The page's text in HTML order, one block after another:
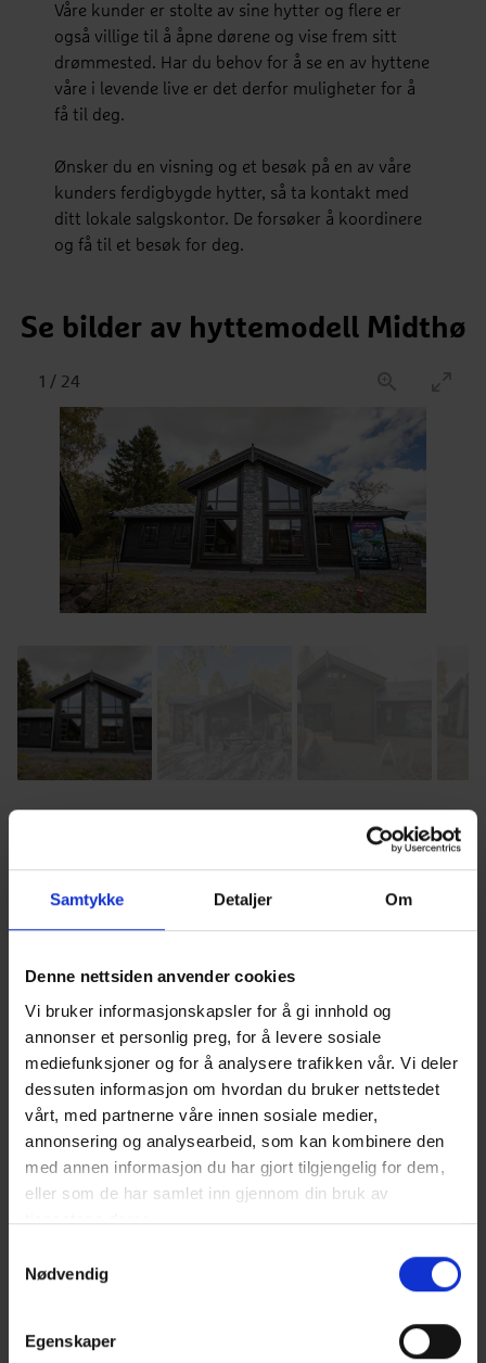
Samtykke Detaljer Om
Denne nettsiden anvender cookies
Vi bruker informasjonskapsler for å gi innhold og
annonser et personlig preg, for å levere sosiale
mediefunksjoner og for å analysere trafikken vår. Vi deler
dessuten informasjon om hvordan du bruker nettstedet
vårt, med partnerne våre innen sosiale medier,
annonsering og analysearbeid, som kan kombinere den
med annen informasjon du har gjort tilgjengelig for dem,
eller som de har samlet inn gjennom din bruk av
tjenestene deres.
Nødvendig
Egenskaper
Våre kunder er stolte av sine hytter og flere er
også villige til å åpne dørene og vise frem sitt
drømmested. Har du behov for å se en av hyttene
våre i levende live er det derfor muligheter for å
få til deg.
Ønsker du en visning og et besøk på en av våre
kunders ferdigbygde hytter, så ta kontakt med
ditt lokale salgskontor. De forsøker å koordinere
og få til et besøk for deg.
Se bilder av hyttemodell Midthø
1 / 24
Se bilder av hyttemodell Foris
1/25